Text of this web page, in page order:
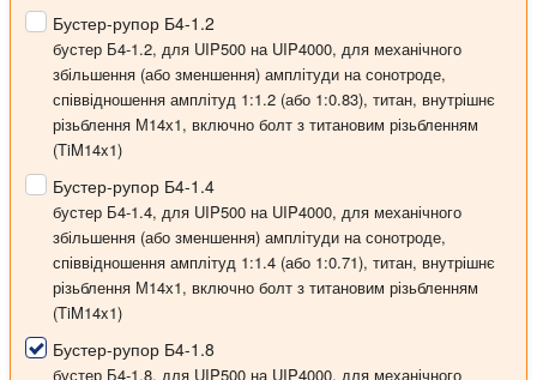
Бустер-рупор Б4-1.2
бустер Б4-1.2, для UIP500 на UIP4000, для механічного
збільшення (або зменшення) амплітуди на сонотроде,
співвідношення амплітуд 1:1.2 (або 1:0.83), титан, внутрішнє
різьблення М14х1, включно болт з титановим різьбленням
(TiM14x1)
Бустер-рупор Б4-1.4
бустер Б4-1.4, для UIP500 на UIP4000, для механічного
збільшення (або зменшення) амплітуди на сонотроде,
співвідношення амплітуд 1:1.4 (або 1:0.71), титан, внутрішнє
різьблення М14х1, включно болт з титановим різьбленням
(TiM14x1)
Бустер-рупор Б4-1.8
бустер Б4-1.8, для UIP500 на UIP4000, для механічного